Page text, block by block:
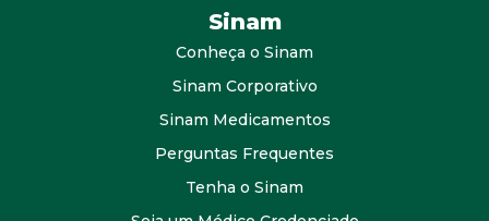
Sinam
Conheça o Sinam
Sinam Corporativo
Sinam Medicamentos
Perguntas Frequentes
Tenha o Sinam